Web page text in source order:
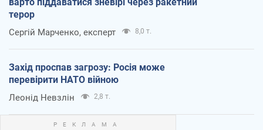
терор
Сергій Марченко, експерт 8,0 т.
Захід проспав загрозу: Росія може
перевірити НАТО війною
Леонід Невзлін 2,8 т.